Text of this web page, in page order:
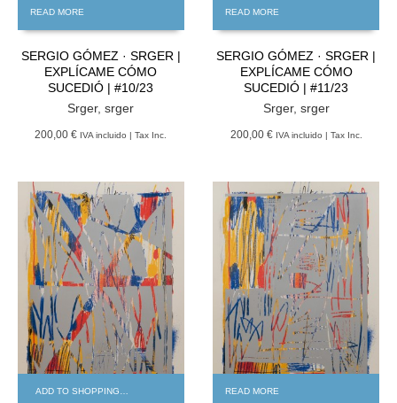
READ MORE
SERGIO GÓMEZ · SRGER |
EXPLÍCAME CÓMO
SUCEDIÓ | #10/23
Srger,srger
200,00 € IVA incluido | Tax Inc.
READ MORE
SERGIO GÓMEZ · SRGER |
EXPLÍCAME CÓMO
SUCEDIÓ | #11/23
Srger, srger
200,00 € IVA incluido | Tax Inc.
ADD TO SHOPPING BAG READ MORE